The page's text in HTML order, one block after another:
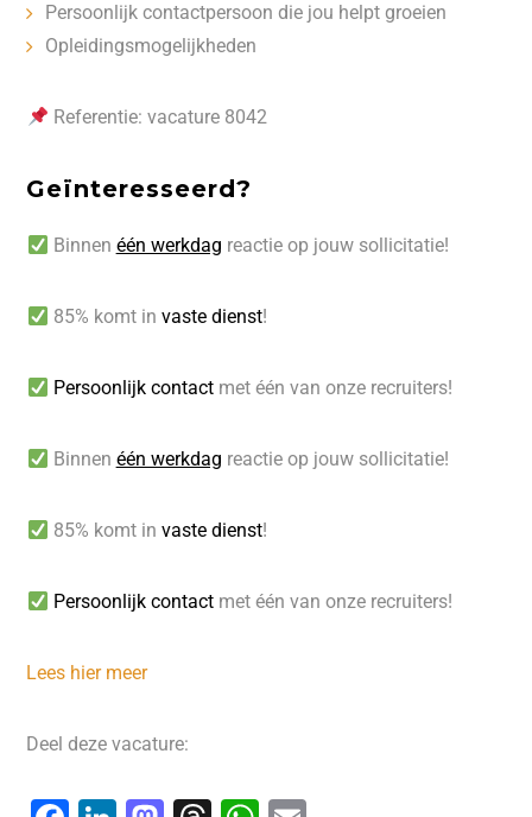
Persoonlijk contactpersoon die jou helpt groeien
Opleidingsmogelijkheden
Referentie: vacature 8042
Geïnteresseerd?
Binnen één werkdag reactie op jouw sollicitatie!
85% komt in vaste dienst!
Persoonlijk contactmet één van onze recruiters!
Binnen één werkdag reactie op jouw sollicitatie!
85% komt in vaste dienst!
Persoonlijk contactmet één van onze recruiters!
Lees hier meer
Deel deze vacature: